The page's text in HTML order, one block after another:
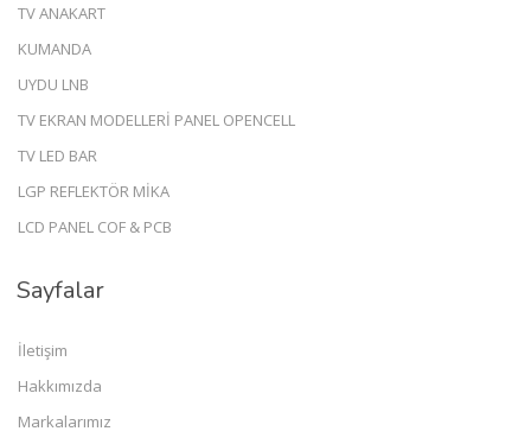
TV ANAKART
KUMANDA
UYDU LNB
TV EKRAN MODELLERİ PANEL OPENCELL
TV LED BAR
LGP REFLEKTÖR MİKA
LCD PANEL COF & PCB
Sayfalar
İletişim
Hakkımızda
Markalarımız